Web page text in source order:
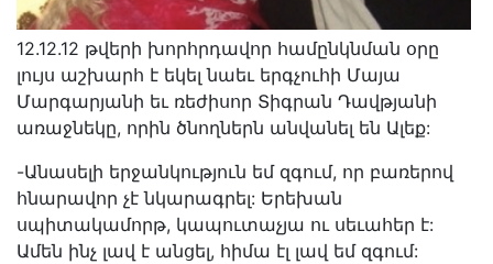
12.12.12 թվերի խորհրդավոր համընկնման օրը
լույս աշխարհ է եկել նաեւ երգչուհի Մայա
Մարգարյանի եւ ռեժիսոր Տիգրան Դավթյանի
առաջնեկը, որին ծնողներն անվանել են Ալեք:
-Անասելի երջանկություն եմ զգում, որ բառերով
հնարավոր չէ նկարագրել: Երեխան
սպիտակամորթ, կապուտաչյա ու սեւահեր է:
Ամեն ինչ լավ է անցել, հիմա էլ լավ եմ զգում: